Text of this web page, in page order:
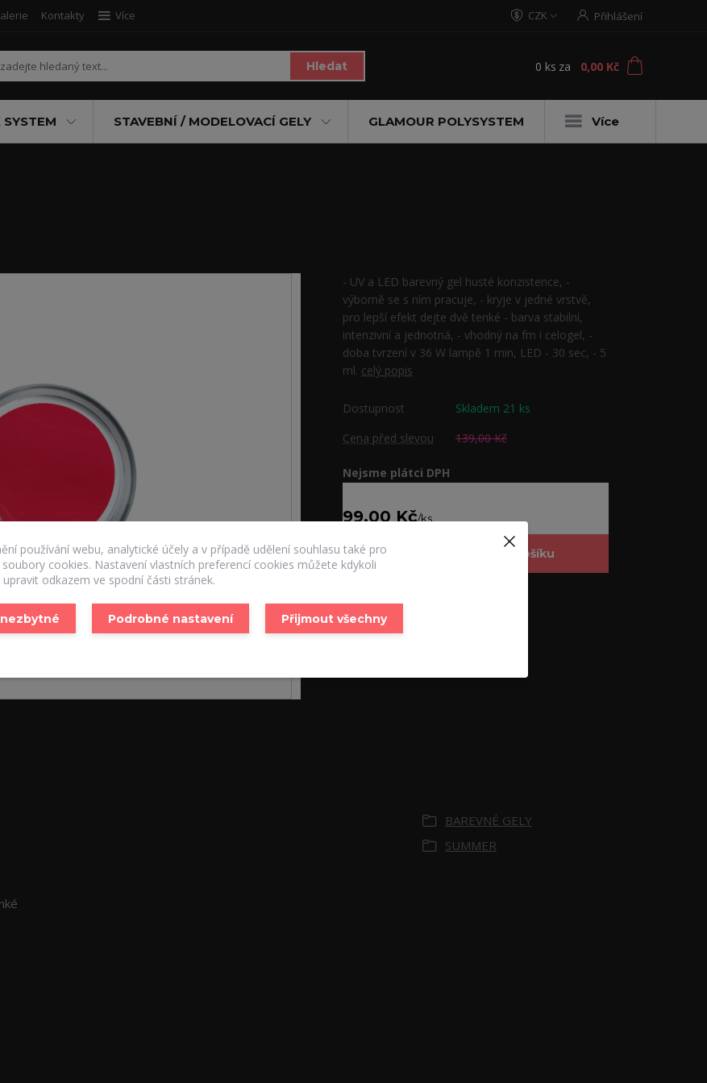
Kontakty Více CZK Přihlášení
Hledat 0 ks za 0,00 Kč
STAVEBNÍ / MODELOVACÍ GELY GLAMOUR POLYSYSTEM Více
- UV a LED barevný gel husté konzistence, -
výborně se s ním pracuje, - kryje v jedné vrstvě,
pro lepší efekt dejte dvě tenké - barva stabilní,
intenzivní a jednotná, - vhodný na fm i celogel, -
doba tvrzení v 36 W lampě 1 min, LED - 30 sec, - 5
ml. celý popis
Dostupnost
Skladem 21 ks
Cena před slevou
139,00 Kč
Nejsme plátci DPH
99,00 Kč/ks
Přidat do košíku
Číslo produktu:
BAREVNÉ GELY
SUMMER
používání webu, analytické účely a v případě udělení souhlasu také pro
cookies. Nastavení vlastních preferencí cookies můžete kdykoli
upravit odkazem ve spodní části stránek.
Podrobné nastavení Přijmout všechny